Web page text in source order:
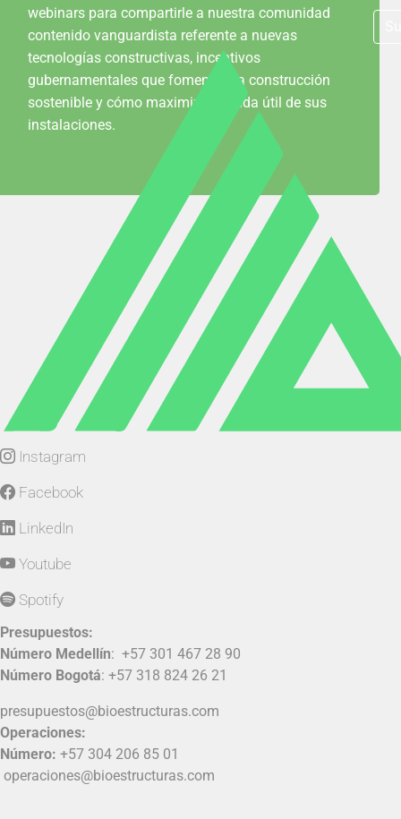
webinars para compartirle a nuestra comunidad
contenido vanguardista referente a nuevas
tecnologías constructivas, incentivos
gubernamentales que fomentan la construcción
sostenible y cómo maximizar la vida útil de sus
instalaciones.
Instagram
Facebook
LinkedIn
Youtube
Spotify
Presupuestos:
Número Medellín: +57 301 467 28 90
Número Bogotá: +57 318 824 26 21
presupuestos@bioestructuras.com
Operaciones:
Número: +57 304 206 85 01
operaciones@bioestructuras.com